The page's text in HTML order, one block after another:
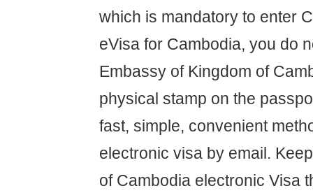
which is mandatory to enter
eVisa for Cambodia, you do
Embassy of Kingdom of
physical stamp on the
fast, simple, convenient
electronic visa by email.
of Cambodia electronic Visa